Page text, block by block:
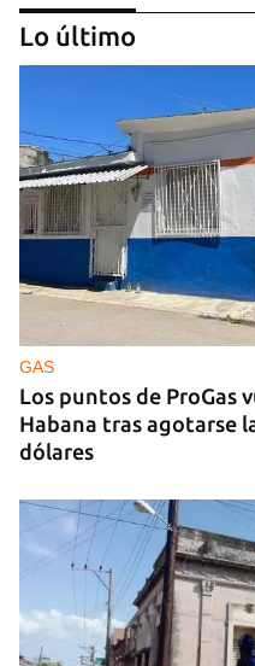
GUERRA
Ucrania ataca otro
ruso, esta vez en los
Lo último
GAS
Los puntos de ProGas
Habana tras agotarse
dólares